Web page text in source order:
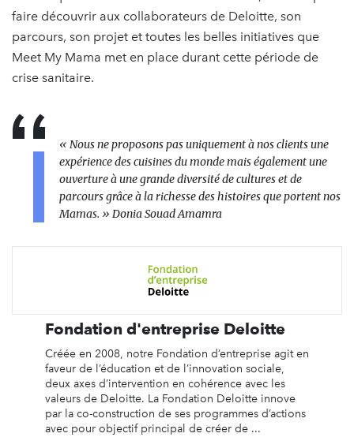
faire découvrir aux collaborateurs de Deloitte, son
parcours, son projet et toutes les belles initiatives que
Meet My Mama met en place durant cette période de
crise sanitaire.
« Nous ne proposons pas uniquement à nos clients une
expérience des cuisines du monde mais également une
ouverture à une grande diversité de cultures et de
parcours grâce à la richesse des histoires que portent nos
Mamas. » Donia Souad Amamra
Fondation d'entreprise Deloitte
Créée en 2008, notre Fondation d’entreprise agit en
faveur de l’éducation et de l’innovation sociale,
deux axes d’intervention en cohérence avec les
valeurs de Deloitte. La Fondation Deloitte innove
par la co-construction de ses programmes d’actions
avec pour objectif principal de créer de ...